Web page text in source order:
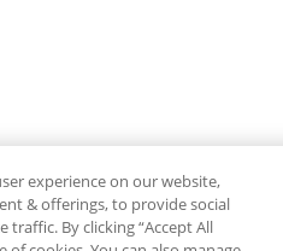
experience on our website,
& offerings, to provide social
traffic. By clicking “Accept All